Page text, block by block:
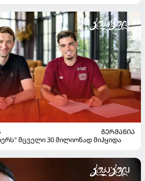
ᲒᲔᲠᲛᲐᲜᲘᲐ
მცველი 30 მილიონად მიჰყიდა